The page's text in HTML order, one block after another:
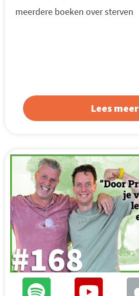
meerdere boeken over sterven
Lees meer